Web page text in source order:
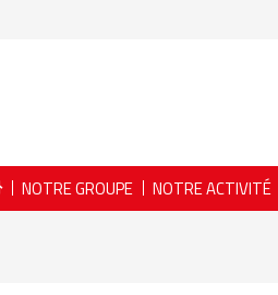
NOTRE GROUPE NOTRE ACTIVITÉ